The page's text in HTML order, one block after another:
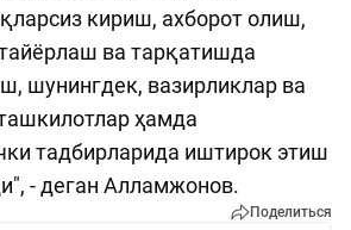
кириш, ахборот олиш,
ва тарқатишда
шунингдек, вазирликлар ва
ҳамда
тадбирларида иштирок этиш
- деган Алламжонов.
Поделиться